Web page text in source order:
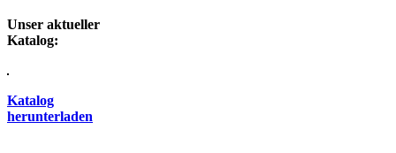
Unser aktueller
Katalog:
Katalog
herunterladen